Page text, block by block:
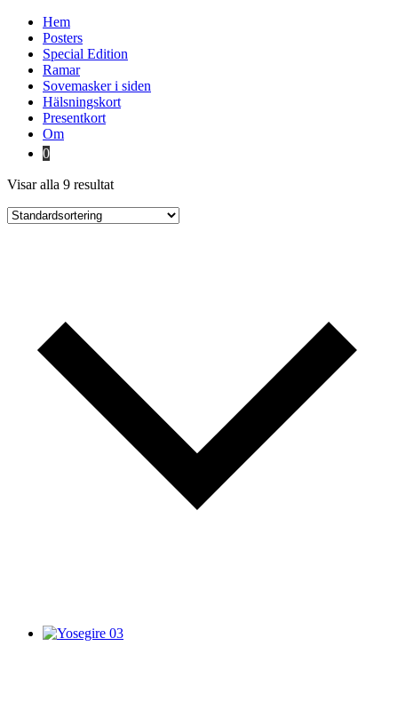
Hem
Posters
Special Edition
Ramar
Sovemasker i siden
Hälsningskort
Presentkort
Om
0
Visar alla 9 resultat